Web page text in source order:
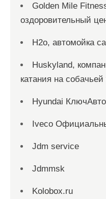
Golden Mile
оздоровительный
H2o, автомойка
Huskyland,
катания на собачьей
Hyundai
Iveco
Jdm service
Jdmmsk
Kolobox.ru